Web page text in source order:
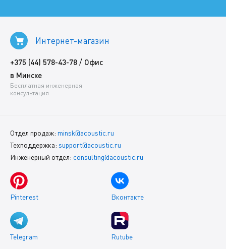
Интернет-магазин
+375 (44) 578-43-78 / Офис
в Минске
Бесплатная инженерная
консультация
Отдел продаж: minsk@acoustic.ru
Техподдержка: support@acoustic.ru
Инженерный отдел: consulting@acoustic.ru
Pinterest Вконтакте
Telegram Rutube